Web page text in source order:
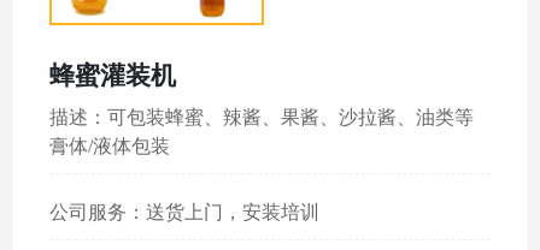
蜂蜜灌装机
描述：可包装蜂蜜、辣酱、果酱、沙拉酱、油类等
膏体/液体包装
公司服务：送货上门，安装培训